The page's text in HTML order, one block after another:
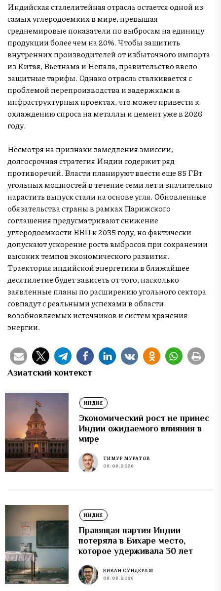
Индийская сталелитейная отрасль остается одной из
самых углеродоемких в мире, превышая
среднемировые показатели по выбросам на единицу
продукции более чем на 20%. Чтобы защитить
внутренних производителей от избыточного импорта
из Китая, Вьетнама и Непала, правительство ввело
защитные тарифы. Однако отрасль сталкивается с
проблемой перепроизводства и задержками в
инфраструктурных проектах, что может привести к
охлаждению спроса на металлы и цемент уже в 2026
году.
Несмотря на признаки замедления эмиссии,
долгосрочная стратегия Индии содержит ряд
противоречий. Власти планируют ввести еще 85 ГВт
угольных мощностей в течение семи лет и значительно
нарастить выпуск стали на основе угля. Обновленные
обязательства страны в рамках Парижского
соглашения предусматривают снижение
углеродоемкости ВВП к 2035 году, но фактически
допускают ускорение роста выбросов при сохранении
высоких темпов экономического развития.
Траектория индийской энергетики в ближайшее
десятилетие будет зависеть от того, насколько
заявленные планы по расширению угольного сектора
совпадут с реальными успехами в области
возобновляемых источников и систем хранения
энергии.
Азиатский контекст
ИНДИЯ
Экономический рост не принес
Индии ожидаемого влияния в
мире
ТИМУР МУРАТОВ
08.08.2026
ИНДИЯ
Правящая партия Индии
потеряла в Бихаре место,
которое удерживала 30 лет
ВИВАН СУНДЕРАМ
08.08.2026